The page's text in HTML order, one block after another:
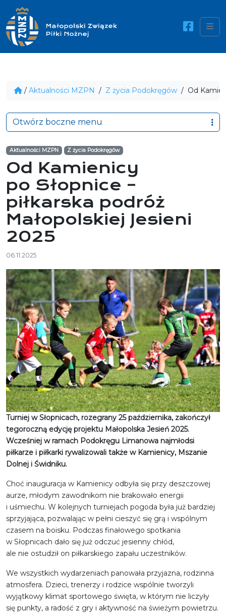
/ Aktualności MZPN / Z życia Podokręgów / Od
Aktualności MZPN Z życia Podokręgów
Od Kamienicy
po Słopnice –
piłkarska podróż
Małopolskiej Jesieni
2025
06.11.2025
Turniej w Słopnicach, rozegrany 25 października, zakończył
tegoroczną edycję projektu Małopolska Jesień 2025.
Wcześniej w ramach Podokręgu Limanowa najmłodsi
piłkarze i piłkarki rywalizowali także w Kamienicy, Mszanie
Dolnej i Świdniku.
Choć inauguracja w Kamienicy odbyła się przy deszczowej
aurze, młodym zawodnikom nie brakowało energii
i uśmiechu. W kolejnych turniejach pogoda była już bardziej
sprzyjająca, pozwalając w pełni cieszyć się grą i wspólnym
czasem na boisku. Podczas finałowego spotkania
w Słopnicach dało się już odczuć jesienny chłód,
ale nie ostudził on piłkarskiego zapału uczestników.
We wszystkich wydarzeniach panowała przyjazna, rodzinna
atmosfera. Dzieci, trenerzy i rodzice wspólnie tworzyli
wyjątkowy klimat sportowego święta, w którym nie liczyły
się punkty, a radość z gry i aktywność na świeżym powietrzu.
Otwórz boczne menu